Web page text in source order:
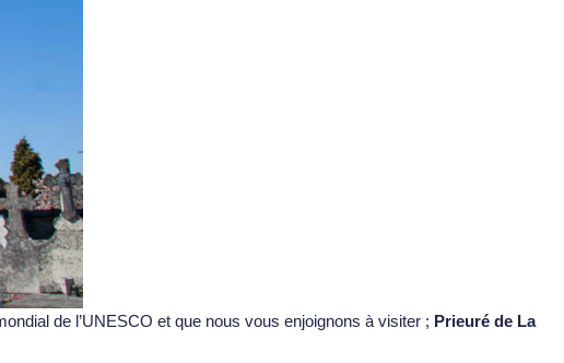
de l’UNESCO et que nous vous enjoignons à visiter ; Prieuré de La